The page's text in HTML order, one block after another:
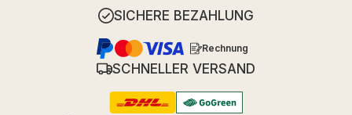
SICHERE BEZAHLUNG
Rechnung
SCHNELLER VERSAND